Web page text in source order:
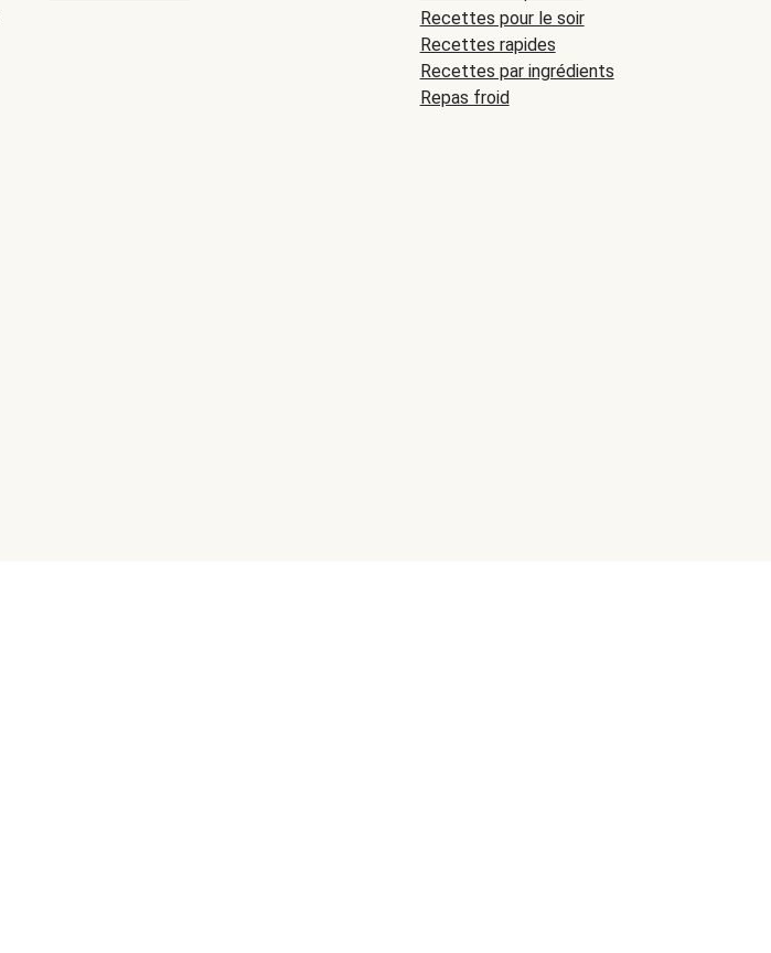
Recettes pour le soir
Recettes rapides
Recettes par ingrédients
Repas froid